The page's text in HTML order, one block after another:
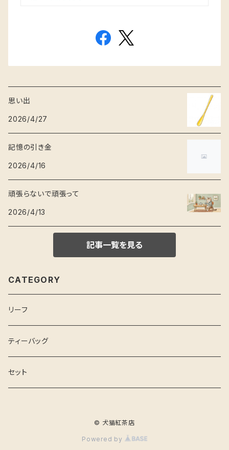
思い出
2026/4/27
記憶の引き金
2026/4/16
頑張らないで頑張って
2026/4/13
記事一覧を見る
CATEGORY
リーフ
ティーバッグ
セット
© 犬猫紅茶店
Powered by